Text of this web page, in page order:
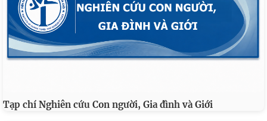
Tạp chí Nghiên cứu Con người, Gia đình và Giới